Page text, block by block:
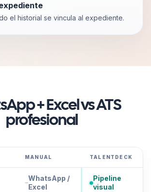
el historial se vincula al expediente.
+ Excel vs ATS
profesional
MANUAL TALENTDECK
WhatsApp /
Excel
Pipeline
visual